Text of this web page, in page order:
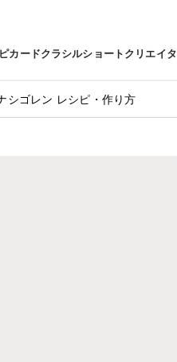
カードクラシルショートクリエイ
シゴレン レシピ・作り方